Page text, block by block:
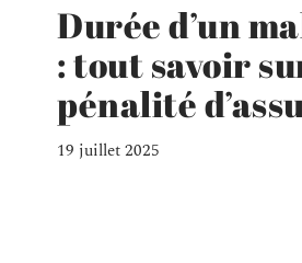
Durée d’un
: tout savoir
pénalité
19 juillet 2025